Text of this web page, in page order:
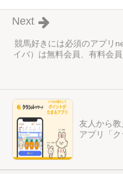
競馬好きには必須のアプリ
イバ）は無料会員、有料会
Next
友人から
アプリ「